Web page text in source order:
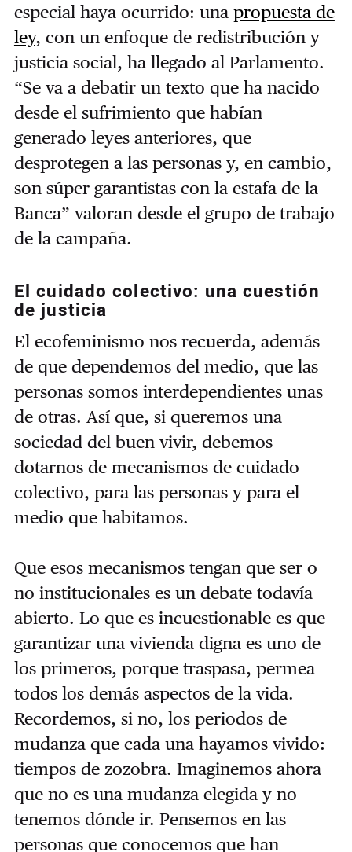
especial haya ocurrido: una propuesta de
ley, con un enfoque de redistribución y
justicia social, ha llegado al Parlamento.
“Se va a debatir un texto que ha nacido
desde el sufrimiento que habían
generado leyes anteriores, que
desprotegen a las personas y, en cambio,
son súper garantistas con la estafa de la
Banca” valoran desde el grupo de trabajo
de la campaña.
El cuidado colectivo: una cuestión
de justicia
El ecofeminismo nos recuerda, además
de que dependemos del medio, que las
personas somos interdependientes unas
de otras. Así que, si queremos una
sociedad del buen vivir, debemos
dotarnos de mecanismos de cuidado
colectivo, para las personas y para el
medio que habitamos.
Que esos mecanismos tengan que ser o
no institucionales es un debate todavía
abierto. Lo que es incuestionable es que
garantizar una vivienda digna es uno de
los primeros, porque traspasa, permea
todos los demás aspectos de la vida.
Recordemos, si no, los periodos de
mudanza que cada una hayamos vivido:
tiempos de zozobra. Imaginemos ahora
que no es una mudanza elegida y no
tenemos dónde ir. Pensemos en las
personas que conocemos que han